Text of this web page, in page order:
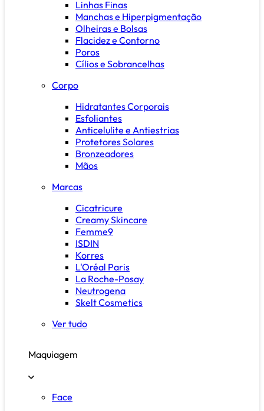
Linhas Finas
Manchas e Hiperpigmentação
Olheiras e Bolsas
Flacidez e Contorno
Poros
Cílios e Sobrancelhas
Corpo
Hidratantes Corporais
Esfoliantes
Anticelulite e Antiestrias
Protetores Solares
Bronzeadores
Mãos
Marcas
Cicatricure
Creamy Skincare
Femme9
ISDIN
Korres
L'Oréal Paris
La Roche-Posay
Neutrogena
Skelt Cosmetics
Ver tudo
Maquiagem
Face